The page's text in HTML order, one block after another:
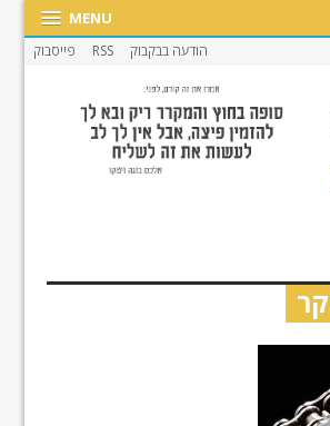
MENU
הודעה בבקבוק RSS פייסבוק